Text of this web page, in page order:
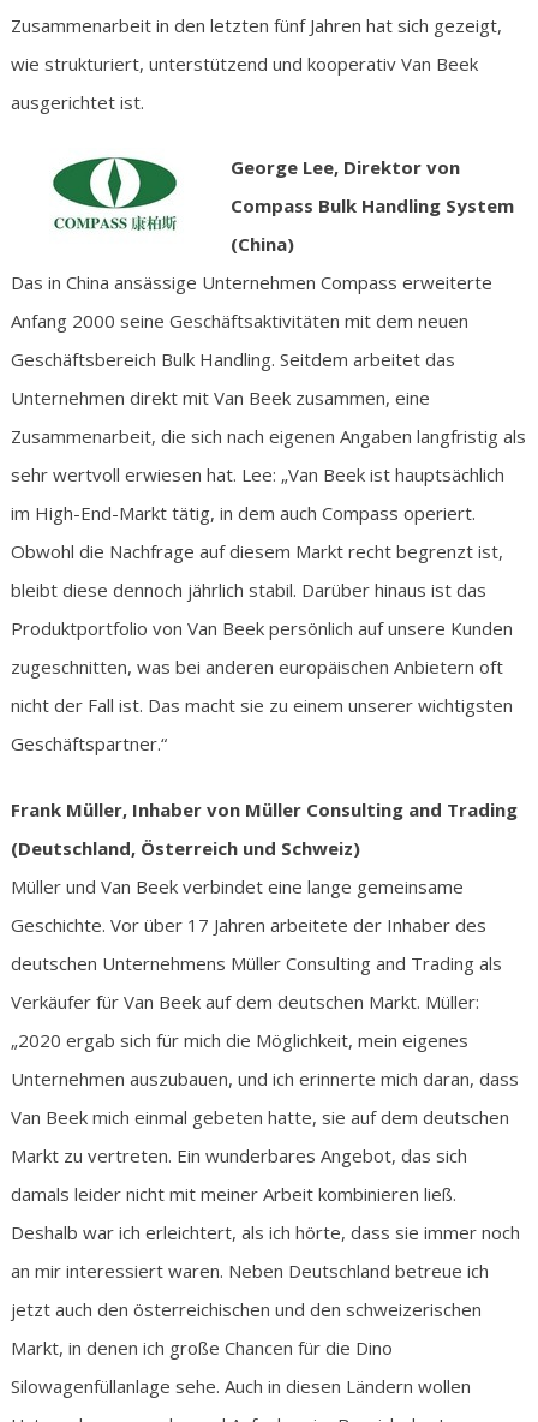
Zusammenarbeit in den letzten fünf Jahren hat sich gezeigt,
wie strukturiert, unterstützend und kooperativ Van Beek
ausgerichtet ist.
George Lee, Direktor von
Compass Bulk Handling System
(China)
Das in China ansässige Unternehmen Compass erweiterte
Anfang 2000 seine Geschäftsaktivitäten mit dem neuen
Geschäftsbereich Bulk Handling. Seitdem arbeitet das
Unternehmen direkt mit Van Beek zusammen, eine
Zusammenarbeit, die sich nach eigenen Angaben langfristig als
sehr wertvoll erwiesen hat. Lee: „Van Beek ist hauptsächlich
im High-End-Markt tätig, in dem auch Compass operiert.
Obwohl die Nachfrage auf diesem Markt recht begrenzt ist,
bleibt diese dennoch jährlich stabil. Darüber hinaus ist das
Produktportfolio von Van Beek persönlich auf unsere Kunden
zugeschnitten, was bei anderen europäischen Anbietern oft
nicht der Fall ist. Das macht sie zu einem unserer wichtigsten
Geschäftspartner.“
Frank Müller, Inhaber von Müller Consulting and Trading
(Deutschland, Österreich und Schweiz)
Müller und Van Beek verbindet eine lange gemeinsame
Geschichte. Vor über 17 Jahren arbeitete der Inhaber des
deutschen Unternehmens Müller Consulting and Trading als
Verkäufer für Van Beek auf dem deutschen Markt. Müller:
„2020 ergab sich für mich die Möglichkeit, mein eigenes
Unternehmen auszubauen, und ich erinnerte mich daran, dass
Van Beek mich einmal gebeten hatte, sie auf dem deutschen
Markt zu vertreten. Ein wunderbares Angebot, das sich
damals leider nicht mit meiner Arbeit kombinieren ließ.
Deshalb war ich erleichtert, als ich hörte, dass sie immer noch
an mir interessiert waren. Neben Deutschland betreue ich
jetzt auch den österreichischen und den schweizerischen
Markt, in denen ich große Chancen für die Dino
Silowagenfüllanlage sehe. Auch in diesen Ländern wollen